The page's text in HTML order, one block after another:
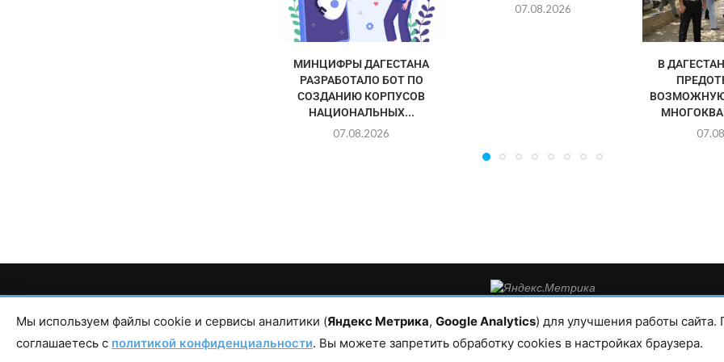
МИНЦИФРЫ ДАГЕСТАНА
РАЗРАБОТАЛО БОТ ПО
СОЗДАНИЮ КОРПУСОВ
НАЦИОНАЛЬНЫХ...
07.08.2026
07.08.2026
В
Республика Дагестан, г. Махачкала, пр-т Насрутдинова, д. 1а. Все права защищены. Копирование и использование полных
условии гиперссылки на сайт mirmol.ru. 16+
Мы используем файлы cookie и сервисы аналитики (Яндекс Метрика, Google Analytics) для улучшения работы
соглашаетесь с политикой конфиденциальности. Вы можете запретить обработку cookies в настройках браузера.